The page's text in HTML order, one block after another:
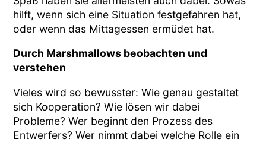
hilft, wenn sich eine Situation festgefahren hat,
oder wenn das Mittagessen ermüdet hat.
Durch Marshmallows beobachten und
verstehen
Vieles wird so bewusster: Wie genau gestaltet
sich Kooperation? Wie lösen wir dabei
Probleme? Wer beginnt den Prozess des
Entwerfers? Wer nimmt dabei welche Rolle ein